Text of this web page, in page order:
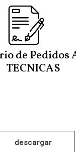
de Pedidos
TECNICAS
descargar